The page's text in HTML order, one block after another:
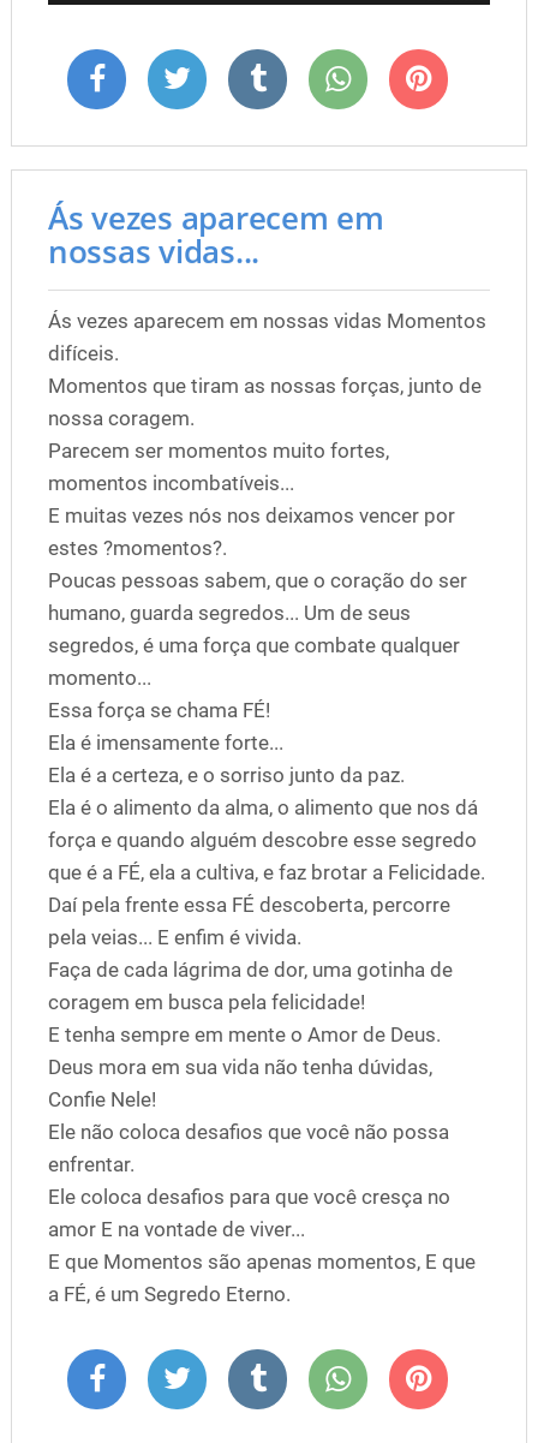
Ás vezes aparecem em
nossas vidas...
Ás vezes aparecem em nossas vidas Momentos
difíceis.
Momentos que tiram as nossas forças, junto de
nossa coragem.
Parecem ser momentos muito fortes,
momentos incombatíveis...
E muitas vezes nós nos deixamos vencer por
estes ?momentos?.
Poucas pessoas sabem, que o coração do ser
humano, guarda segredos... Um de seus
segredos, é uma força que combate qualquer
momento...
Essa força se chama FÉ!
Ela é imensamente forte...
Ela é a certeza, e o sorriso junto da paz.
Ela é o alimento da alma, o alimento que nos dá
força e quando alguém descobre esse segredo
que é a FÉ, ela a cultiva, e faz brotar a Felicidade.
Daí pela frente essa FÉ descoberta, percorre
pela veias... E enfim é vivida.
Faça de cada lágrima de dor, uma gotinha de
coragem em busca pela felicidade!
E tenha sempre em mente o Amor de Deus.
Deus mora em sua vida não tenha dúvidas,
Confie Nele!
Ele não coloca desafios que você não possa
enfrentar.
Ele coloca desafios para que você cresça no
amor E na vontade de viver...
E que Momentos são apenas momentos, E que
a FÉ, é um Segredo Eterno.